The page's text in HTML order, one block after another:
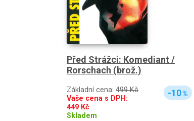
Před Strážci: Komediant /
Rorschach (brož.)
Základní cena: 499 Kč
Vaše cena s DPH:
449 Kč
Skladem
-10%